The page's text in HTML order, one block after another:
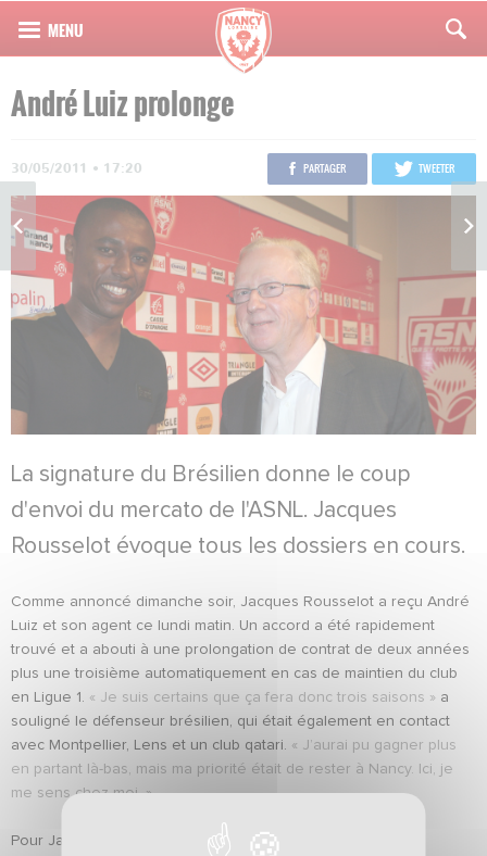
André Luiz prolonge
30/05/2011 • 17:20 PARTAGER TWEETER
La signature du Brésilien donne le coup
d'envoi du mercato de l'ASNL. Jacques
Rousselot évoque tous les dossiers en cours.
Comme annoncé dimanche soir, Jacques Rousselot a reçu André
Luiz et son agent ce lundi matin. Un accord a été rapidement
trouvé et a abouti à une prolongation de contrat de deux années
plus une troisième automatiquement en cas de maintien du club
en Ligue 1. « Je suis certains que ça fera donc trois saisons » a
souligné le défenseur brésilien, qui était également en contact
avec Montpellier, Lens et un club qatari. « J’aurai pu gagner plus
en partant là-bas, mais ma priorité était de rester à Nancy. Ici, je
me sens chez moi. »
Pour Jacques Rousselot, cette prolongation représente la